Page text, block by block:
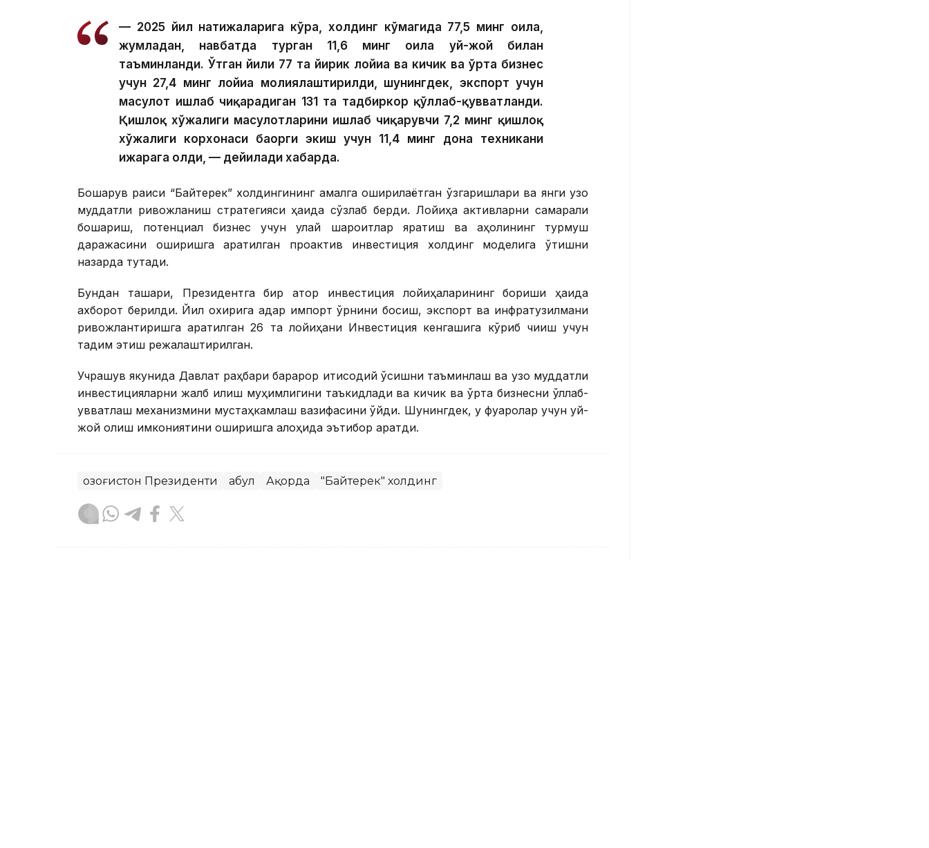
— 2025 йил натижаларига кўра, холдинг кўмагида 77,5 минг оила,
жумладан, навбатда турган 11,6 минг оила уй-жой билан
таъминланди. Ўтган йили 77 та йирик лойиҳа ва кичик ва ўрта бизнес
учун 27,4 минг лойиҳа молиялаштирилди, шунингдек, экспорт учун
маҳсулот ишлаб чиқарадиган 131 та тадбиркор қўллаб-қувватланди.
Қишлоқ хўжалиги маҳсулотларини ишлаб чиқарувчи 7,2 минг қишлоқ
хўжалиги корхонаси баҳорги экиш учун 11,4 минг дона техникани
ижарага олди, — дейилади хабарда.
Бошқарув раиси “Байтерек” холдингининг амалга оширилаётган ўзгаришлари ва янги узоқ
муддатли ривожланиш стратегияси ҳақида сўзлаб берди. Лойиҳа активларни самарали
бошқариш, потенциал бизнес учун қулай шароитлар яратиш ва аҳолининг турмуш
даражасини оширишга қаратилган проактив инвестиция холдинг моделига ўтишни
назарда тутади.
Бундан ташқари, Президентга бир қатор инвестиция лойиҳаларининг бориши ҳақида
ахборот берилди. Йил охирига қадар импорт ўрнини босиш, экспорт ва инфратузилмани
ривожлантиришга қаратилган 26 та лойиҳани Инвестиция кенгашига кўриб чиқиш учун
тақдим этиш режалаштирилган.
Учрашув якунида Давлат раҳбари барқарор иқтисодий ўсишни таъминлаш ва узоқ муддатли
инвестицияларни жалб қилиш муҳимлигини таъкидлади ва кичик ва ўрта бизнесни қўллаб-
қувватлаш механизмини мустаҳкамлаш вазифасини қўйди. Шунингдек, у фуқаролар учун уй-
жой олиш имкониятини оширишга алоҳида эътибор қаратди.
Қозоғистон Президенти Қабул Ақорда "Байтерек" холдинг